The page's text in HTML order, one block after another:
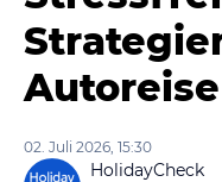
02. Juli 2026, 15:30
HolidayCheck